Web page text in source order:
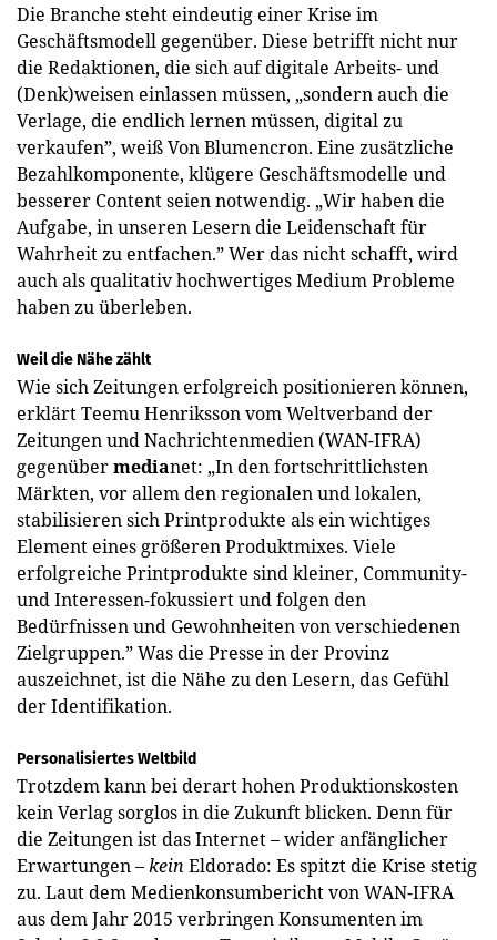
Die Branche steht eindeutig einer Krise im
Geschäftsmodell gegenüber. Diese betrifft nicht nur
die Redaktionen, die sich auf digitale Arbeits- und
(Denk)weisen einlassen müssen, „sondern auch die
Verlage, die endlich lernen müssen, digital zu
verkaufen”, weiß Von Blumencron. Eine zusätzliche
Bezahlkomponente, klügere Geschäftsmodelle und
besserer Content seien notwendig. „Wir haben die
Aufgabe, in unseren Lesern die Leidenschaft für
Wahrheit zu entfachen.” Wer das nicht schafft, wird
auch als qualitativ hochwertiges Medium Probleme
haben zu überleben.
Weil die Nähe zählt
Wie sich Zeitungen erfolgreich positionieren können,
erklärt Teemu Henriksson vom Weltverband der
Zeitungen und Nachrichtenmedien (WAN-IFRA)
gegenübermedianet: „In den fortschrittlichsten
Märkten, vor allem den regionalen und lokalen,
stabilisieren sich Printprodukte als ein wichtiges
Element eines größeren Produktmixes. Viele
erfolgreiche Printprodukte sind kleiner, Community-
und Interessen-fokussiert und folgen den
Bedürfnissen und Gewohnheiten von verschiedenen
Zielgruppen.” Was die Presse in der Provinz
auszeichnet, ist die Nähe zu den Lesern, das Gefühl
der Identifikation.
Personalisiertes Weltbild
Trotzdem kann bei derart hohen Produktionskosten
kein Verlag sorglos in die Zukunft blicken. Denn für
die Zeitungen ist das Internet – wider anfänglicher
Erwartungen –kein Eldorado: Es spitzt die Krise stetig
zu. Laut dem Medienkonsumbericht von WAN-IFRA
aus dem Jahr 2015 verbringen Konsumenten im